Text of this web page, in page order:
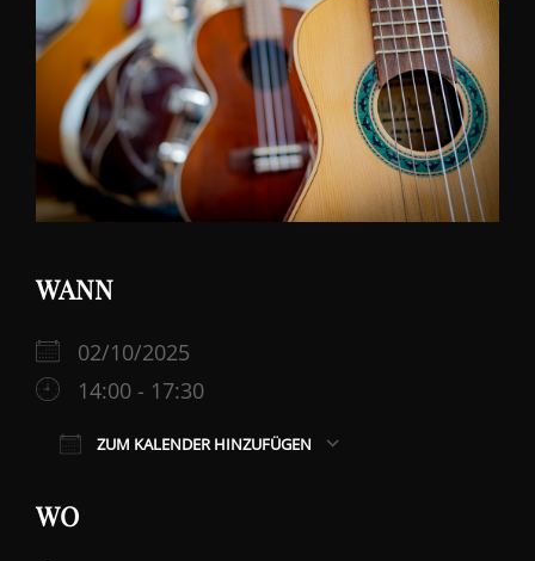
WANN
02/10/2025
14:00 - 17:30
ZUM KALENDER HINZUFÜGEN
WO